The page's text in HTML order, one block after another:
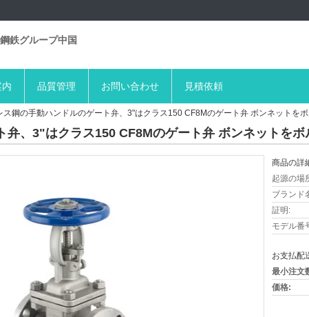
鉄グループ中国
品質管理 お問い合わせ 見積依頼
ス鋼の手動ハンドルのゲート弁、3"はクラス150 CF8Mのゲート弁 ボンネットを
弁、3"はクラス150 CF8Mのゲート弁 ボンネットをボ
商品の詳
起源の場
ブランド
証明:
モデル番
お支払配
最小注文
価格: